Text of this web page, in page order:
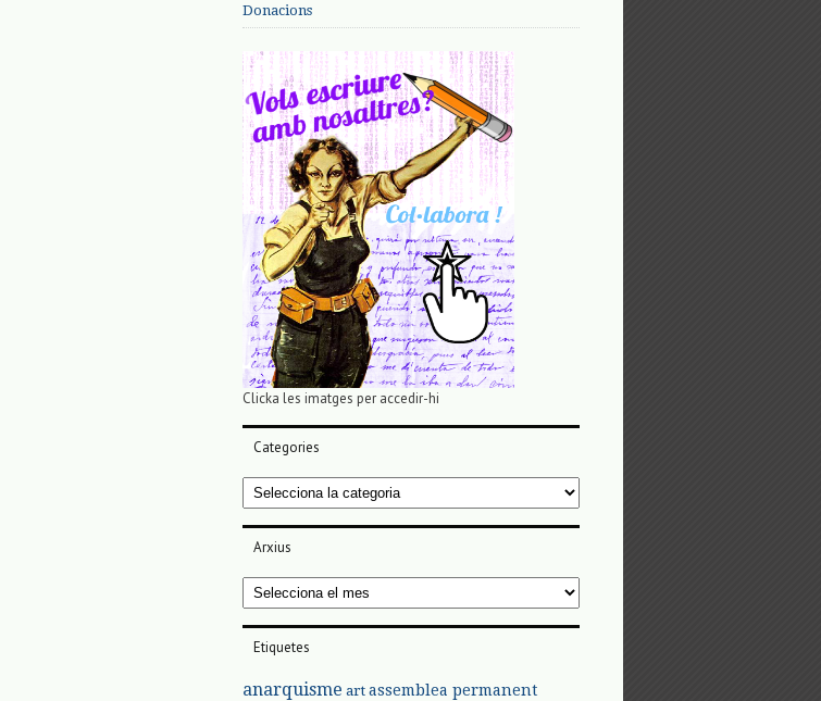
Donacions
Clicka les imatges per accedir-hi
Categories
Categories
Arxius
Arxius
Etiquetes
anarquisme art assemblea permanent